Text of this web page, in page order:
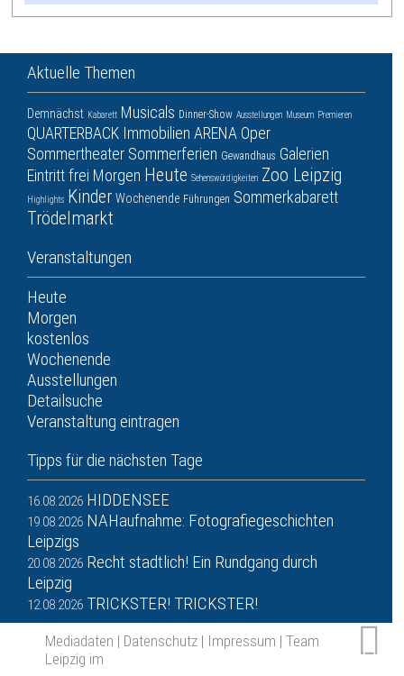
Aktuelle Themen
Demnächst Kabarett Musicals Dinner-Show Ausstellungen Museum Premieren
QUARTERBACK Immobilien ARENA Oper
Sommertheater Sommerferien Gewandhaus Galerien
Eintritt frei Morgen Heute Sehenswürdigkeiten Zoo Leipzig
Highlights Kinder Wochenende Führungen Sommerkabarett
Trödelmarkt
Veranstaltungen
Heute
Morgen
kostenlos
Wochenende
Ausstellungen
Detailsuche
Veranstaltung eintragen
Tipps für die nächsten Tage
16.08.2026 HIDDENSEE
19.08.2026 NAHaufnahme: Fotografiegeschichten
Leipzigs
20.08.2026 Recht stadtlich! Ein Rundgang durch
Leipzig
12.08.2026 TRICKSTER! TRICKSTER!
Mediadaten | Datenschutz | Impressum | Team
Leipzig im